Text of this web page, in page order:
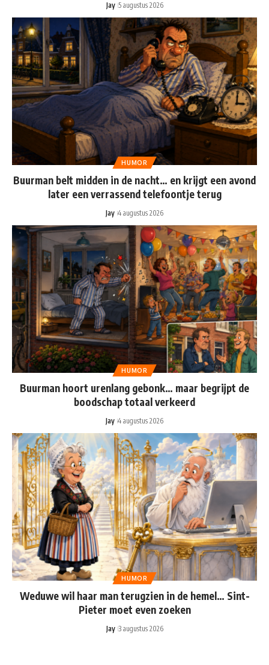
Jay 5 augustus 2026
HUMOR
Buurman belt midden in de nacht… en krijgt een avond
later een verrassend telefoontje terug
Jay 4 augustus 2026
HUMOR
Buurman hoort urenlang gebonk… maar begrijpt de
boodschap totaal verkeerd
Jay 4 augustus 2026
HUMOR
Weduwe wil haar man terugzien in de hemel… Sint-
Pieter moet even zoeken
Jay 3 augustus 2026